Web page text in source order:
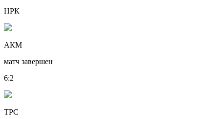
НРК
АКМ
матч завершен
6:2
ТРС